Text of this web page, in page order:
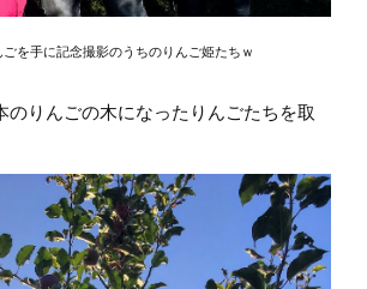
を手に記念撮影のうちのりんご姫たちｗ
のりんごの木になったりんごたちを取